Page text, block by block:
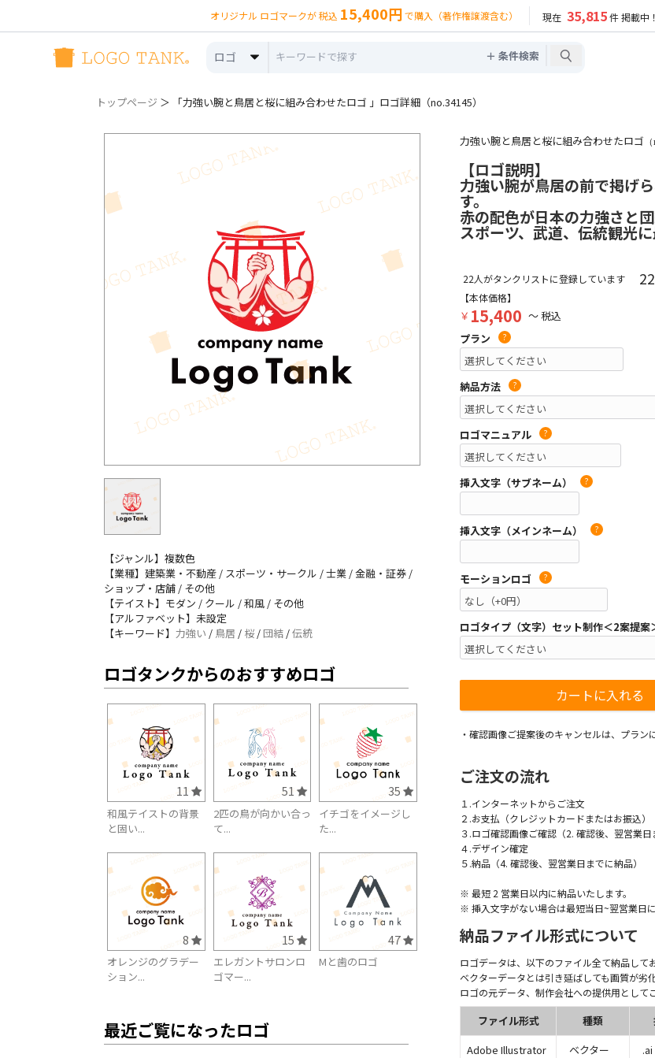
オリジナル ロゴマークが 税込 15,400円 で購入（著作権譲渡含む） 現在 35,815件 掲載中！
ロゴ ＋ 条件検索
トップページ ＞ 「力強い腕と鳥居と桜に組み合わせたロゴ 」ロゴ詳細（no.34145）
【ジャンル】複数色
【業種】建築業・不動産 / スポーツ・サークル / 士業 / 金融・証券 /
ショップ・店舗 / その他
【テイスト】モダン / クール / 和風 / その他
【アルファベット】未設定
【キーワード】 力強い / 鳥居 / 桜/団結 /伝統
ロゴタンクからのおすすめロゴ
11
和風テイストの背景
と固い...
51
2匹の鳥が向かい合っ
て...
35
イチゴをイメージし
た...
8
オレンジのグラデー
ション...
15
エレガントサロンロ
ゴマー...
47
Mと歯のロゴ
最近ご覧になったロゴ
力強い腕と鳥居と桜に組み合わせたロゴ
【ロゴ説明】
力強い腕が鳥居の前で掲げ
す。
赤の配色が日本の力強さと
スポーツ、武道、伝統観光に
22人がタンクリストに登録しています 22
【本体価格】
￥ 15,400 ～ 税込
プラン
?
納品方法 ?
ロゴマニュアル ?
挿入文字（サブネーム） ?
挿入文字（メインネーム） ?
モーションロゴ ?
ロゴタイプ（文字）セット制作＜2案提案
・確認画像ご提案後のキャンセルは、プラン
ご注文の流れ
１.インターネットからご注文
２.お支払（クレジットカードまたはお振込）
３.ロゴ確認画像ご確認（2. 確認後、翌営業日
４.デザイン確定
５.納品（4. 確認後、翌営業日までに納品）
※ 最短 2 営業日以内に納品いたします。
※ 挿入文字がない場合は最短当日~翌営業日に
納品ファイル形式について
ロゴデータは、以下のファイル全て納品して
ベクターデータとは引き延ばしても画質が劣
ロゴの元データ、制作会社への提供用として
ファイル形式 種類
Adobe Illustrator
ベクター
.ai